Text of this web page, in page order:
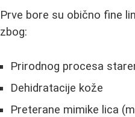
Prve bore su obično fine
zbog:
Prirodnog procesa
Dehidratacije kože
Preterane mimike lica